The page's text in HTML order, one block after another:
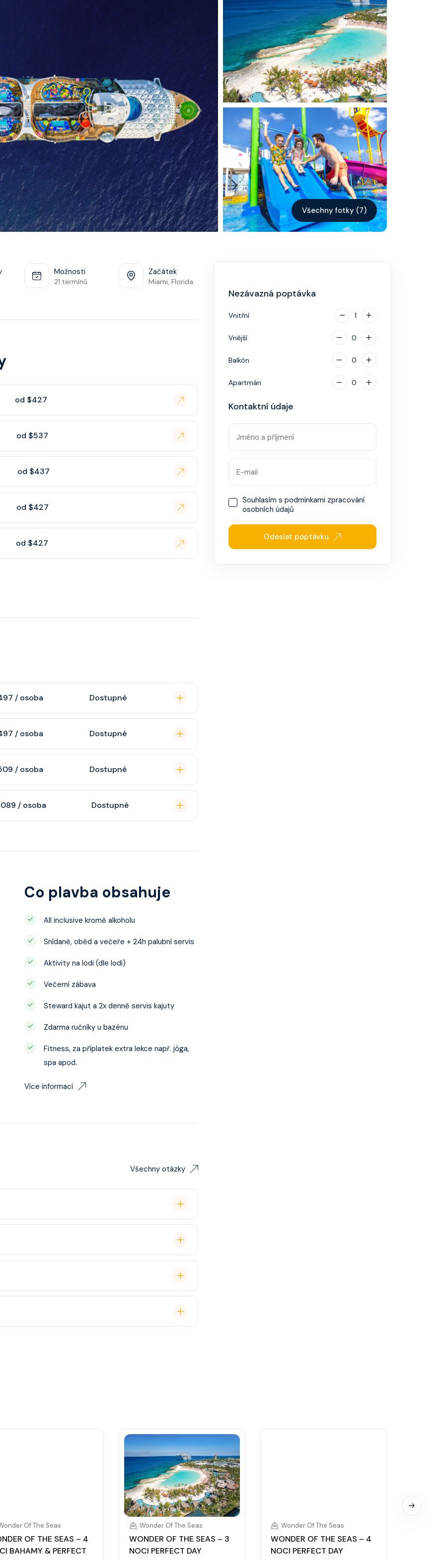
Kontakt
Vyhledat plavbu
Všechny fotky (7)
Možnosti
21 termínů
Začátek
Miami, Florida
od $427
od $537
od $437
od $427
od $427
/ osoba Dostupné
koupelnu se
TV, rádio,
/ osoba Dostupné
výhledem dle
/ osoba Dostupné
koupelnu
TV,
089 / osoba Dostupné
šatnu,
Co plavba obsahuje
All inclusive kromě alkoholu
Snídaně, oběd a večeře + 24h palubní servis
Aktivity na lodi (dle lodi)
Večerní zábava
Steward kajut a 2x denně servis kajuty
Zdarma ručníky u bazénu
Fitness, za příplatek extra lekce např. jóga,
spa apod.
Více informací
Všechny otázky
Of The Seas
OF THE SEAS – 4
BAHAMY & PERFECT
Wonder Of The Seas
WONDER OF THE SEAS – 3
NOCI PERFECT DAY
Wonder Of The Seas
WONDER OF THE SEAS – 4
NOCI PERFECT DAY